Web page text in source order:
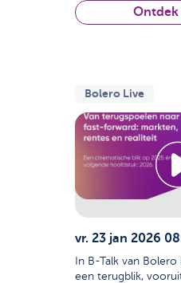
Ontdek
Bolero Live
vr. 23 jan 2026
In B-Talk van
een terugblik,